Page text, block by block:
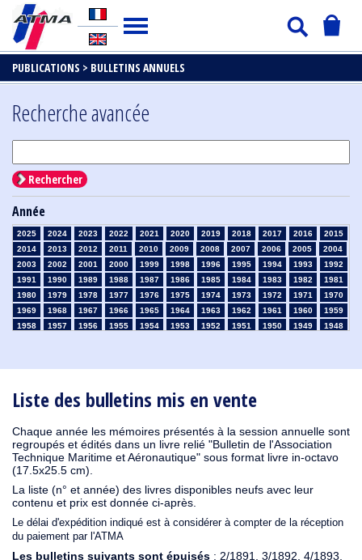
PUBLICATIONS > BULLETINS ANNUELS
Liste des bulletins mis en vente
Chaque année les mémoires présentés à la session annuelle sont
regroupés et édités dans un livre relié "Bulletin de l'Association
Technique Maritime et Aéronautique" sous format livre in-octavo
(17.5x25.5 cm).
La liste (n° et année) des livres disponibles neufs avec leur
contenu et prix est donnée ci-après.
Le délai d'expédition indiqué est à considérer à compter de la réception
du paiement par l'ATMA
Les bulletins suivants sont épuisés : 2/1891, 3/1892, 4/1893,
Recherche avancée
Rechercher
Année
2025 2024 2023 2022 2021 2020 2019 2018 2017 2016
2015
2014
2013 2012 2011 2010 2009 2008 2007 2006 2005
2004
2003
2002 2001 2000 1999 1998 1996 1995 1994 1993
1992
1991
1990 1989 1988 1987 1986 1985 1984 1983 1982
1981
1980
1979 1978 1977 1976 1975 1974 1973 1972 1971
1970
1969
1968 1967 1966 1965 1964 1963 1962 1961 1960
1959
1958
1957 1956 1955 1954 1953 1952 1951 1950 1949
1948
1910
1909 1908 1906 1905 1904 1903 1902 1901 1900
1895